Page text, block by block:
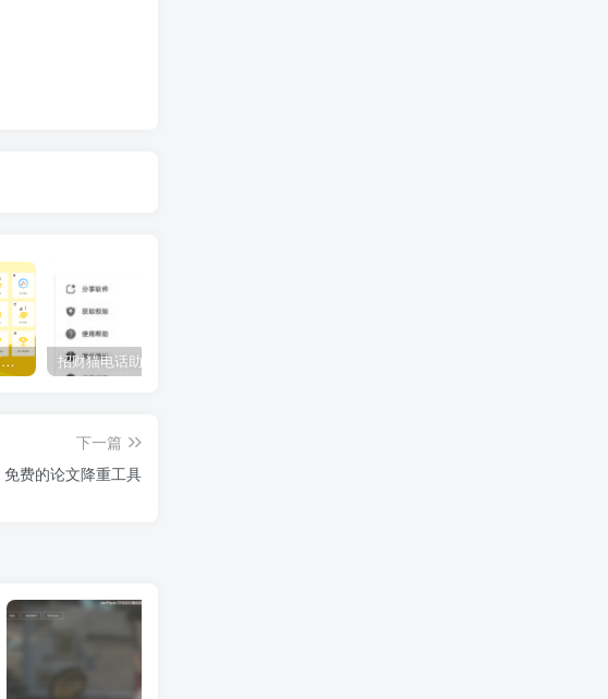
打字鸭-免费在线打字练习平台
下一篇
免费的论文降重工具